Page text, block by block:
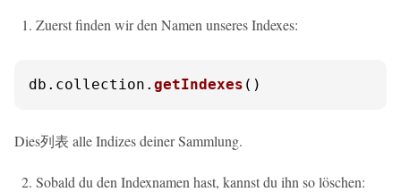
Zuerst finden wir den Namen unseres Indexes:
db. collection . getIndexes ()
Dies列表 alle Indizes deiner Sammlung.
Sobald du den Indexnamen hast, kannst du ihn so löschen: